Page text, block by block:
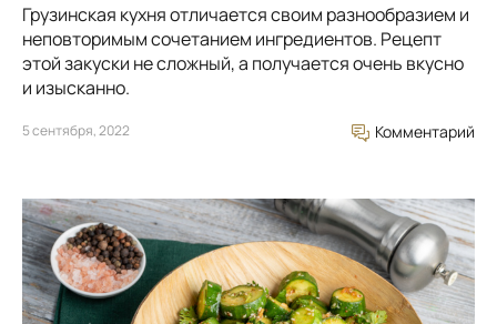
Грузинская кухня отличается своим разнообразием и
неповторимым сочетанием ингредиентов. Рецепт
этой закуски не сложный, а получается очень вкусно
и изысканно.
5 сентября, 2022 Комментарий